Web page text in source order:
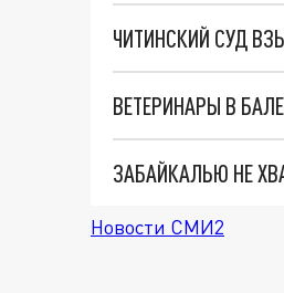
ЧИТИНСКИЙ СУД
ВЕТЕРИНАРЫ В
Новости СМИ2